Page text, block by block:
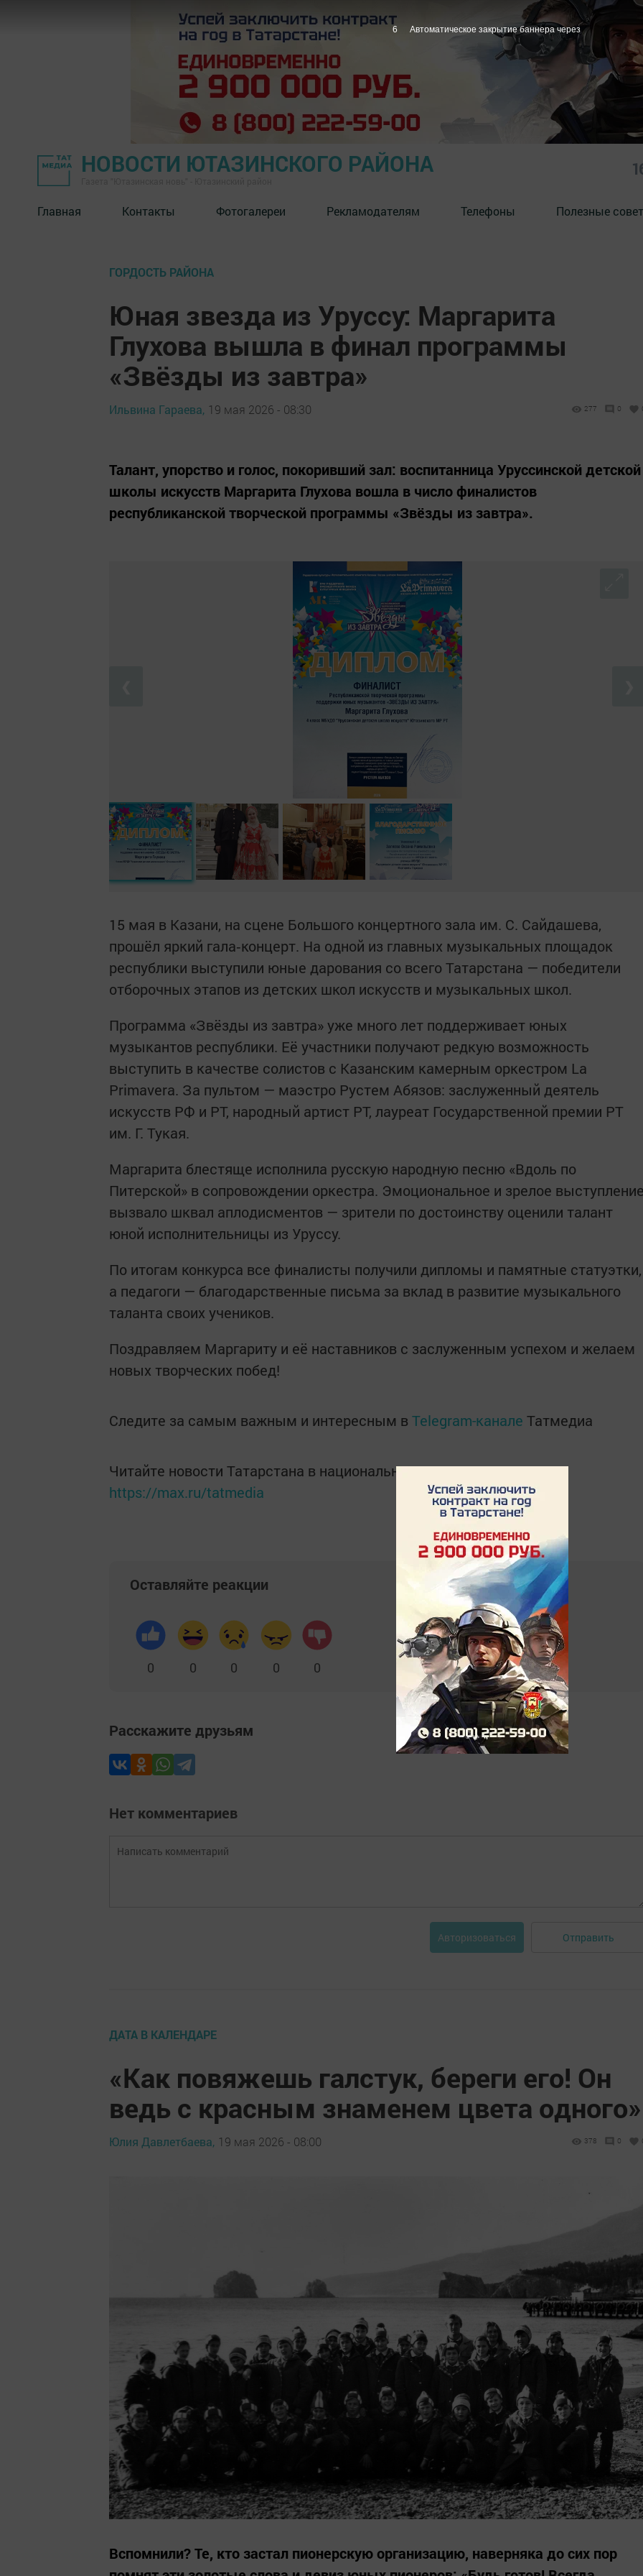
НОВОСТИ ЮТАЗИНСКОГО РАЙОНА
Главная Контакты Фотогалереи Рекламодателям Телефоны Полезные
ГОРДОСТЬ РАЙОНА
Юная звезда из Уруссу: Маргарита
Глухова вышла в финал программы
«Звёзды из завтра»
Ильвина Гараева, 19 мая 2026 - 08:30 277 0
Талант, упорство и голос, покоривший зал: воспитанница Уруссинской детской
школы искусств Маргарита Глухова вошла в число финалистов
республиканской творческой программы «Звёзды из завтра».
15 мая в Казани, на сцене Большого концертного зала им. С. Сайдашева,
прошёл яркий гала‑концерт. На одной из главных музыкальных площадок
республики выступили юные дарования со всего Татарстана — победители
отборочных этапов из детских школ искусств и музыкальных школ.
Программа «Звёзды из завтра» уже много лет поддерживает юных
музыкантов республики. Её участники получают редкую возможность
выступить в качестве солистов с Казанским камерным оркестром La
Primavera. За пультом — маэстро Рустем Абязов: заслуженный деятель
искусств РФ и РТ, народный артист РТ, лауреат Государственной премии РТ
им. Г. Тукая.
Маргарита блестяще исполнила русскую народную песню «Вдоль по
Питерской» в сопровождении оркестра. Эмоциональное и зрелое
вызвало шквал аплодисментов — зрители по достоинству оценили талант
юной исполнительницы из Уруссу.
По итогам конкурса все финалисты получили дипломы и памятные статуэтки,
а педагоги — благодарственные письма за вклад в развитие музыкального
таланта своих учеников.
Поздравляем Маргариту и её наставников с заслуженным успехом и желаем
новых творческих побед!
Следите за самым важным и интересным в Telegram-канале Татмедиа
Читайте новости Татарстана в национальном мессенджере MАХ:
https://max.ru/tatmedia
Оставляйте реакции
0 0 0 0 0
Расскажите друзьям
Нет комментариев
Авторизоваться Отправить
ДАТА В КАЛЕНДАРЕ
«Как повяжешь галстук, береги его! Он
ведь с красным знаменем цвета одного»
Юлия Давлетбаева, 19 мая 2026 - 08:00 378 0
Вспомнили? Те, кто застал пионерскую организацию, наверняка до сих пор
5 Автоматическое закрытие баннера через